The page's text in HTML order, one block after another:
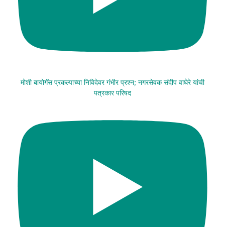
मोशी बायोगॅस प्रकल्पाच्या निविदेवर गंभीर प्रश्न; नगरसेवक संदीप वाघेरे यांची
पत्रकार परिषद